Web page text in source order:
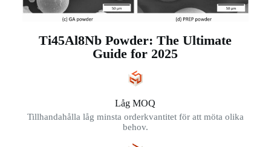
Ti45Al8Nb Powder: The Ultimate
Guide for 2025
Låg MOQ
Tillhandahålla låg minsta orderkvantitet för att möta olika
behov.